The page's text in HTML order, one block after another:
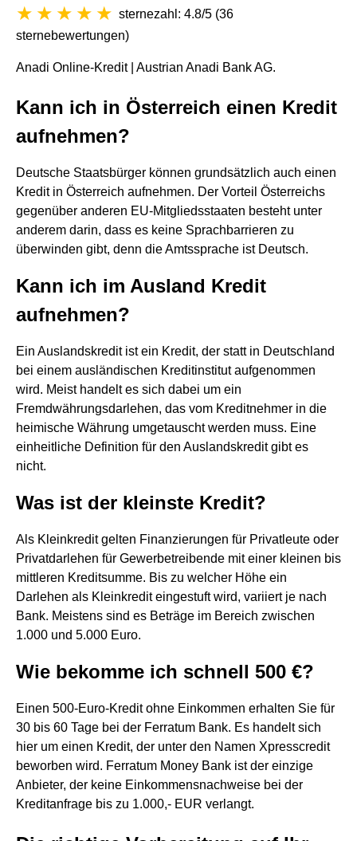
sternezahl: 4.8/5 (36
sternebewertungen)
Anadi Online-Kredit | Austrian Anadi Bank AG.
Kann ich in Österreich einen Kredit
aufnehmen?
Deutsche Staatsbürger können grundsätzlich auch einen
Kredit in Österreich aufnehmen. Der Vorteil Österreichs
gegenüber anderen EU-Mitgliedsstaaten besteht unter
anderem darin, dass es keine Sprachbarrieren zu
überwinden gibt, denn die Amtssprache ist Deutsch.
Kann ich im Ausland Kredit
aufnehmen?
Ein Auslandskredit ist ein Kredit, der statt in Deutschland
bei einem ausländischen Kreditinstitut aufgenommen
wird. Meist handelt es sich dabei um ein
Fremdwährungsdarlehen, das vom Kreditnehmer in die
heimische Währung umgetauscht werden muss. Eine
einheitliche Definition für den Auslandskredit gibt es
nicht.
Was ist der kleinste Kredit?
Als Kleinkredit gelten Finanzierungen für Privatleute oder
Privatdarlehen für Gewerbetreibende mit einer kleinen bis
mittleren Kreditsumme. Bis zu welcher Höhe ein
Darlehen als Kleinkredit eingestuft wird, variiert je nach
Bank. Meistens sind es Beträge im Bereich zwischen
1.000 und 5.000 Euro.
Wie bekomme ich schnell 500 €?
Einen 500-Euro-Kredit ohne Einkommen erhalten Sie für
30 bis 60 Tage bei der Ferratum Bank. Es handelt sich
hier um einen Kredit, der unter den Namen Xpresscredit
beworben wird. Ferratum Money Bank ist der einzige
Anbieter, der keine Einkommensnachweise bei der
Kreditanfrage bis zu 1.000,- EUR verlangt.